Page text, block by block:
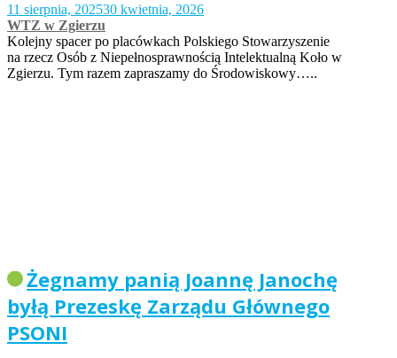
11 sierpnia, 202530 kwietnia, 2026
WTZ w Zgierzu
Kolejny spacer po placówkach Polskiego Stowarzyszenie
na rzecz Osób z Niepełnosprawnością Intelektualną Koło w
Zgierzu. Tym razem zapraszamy do Środowiskowy…..
Żegnamy panią Joannę Janochę
byłą Prezeskę Zarządu Głównego
PSONI